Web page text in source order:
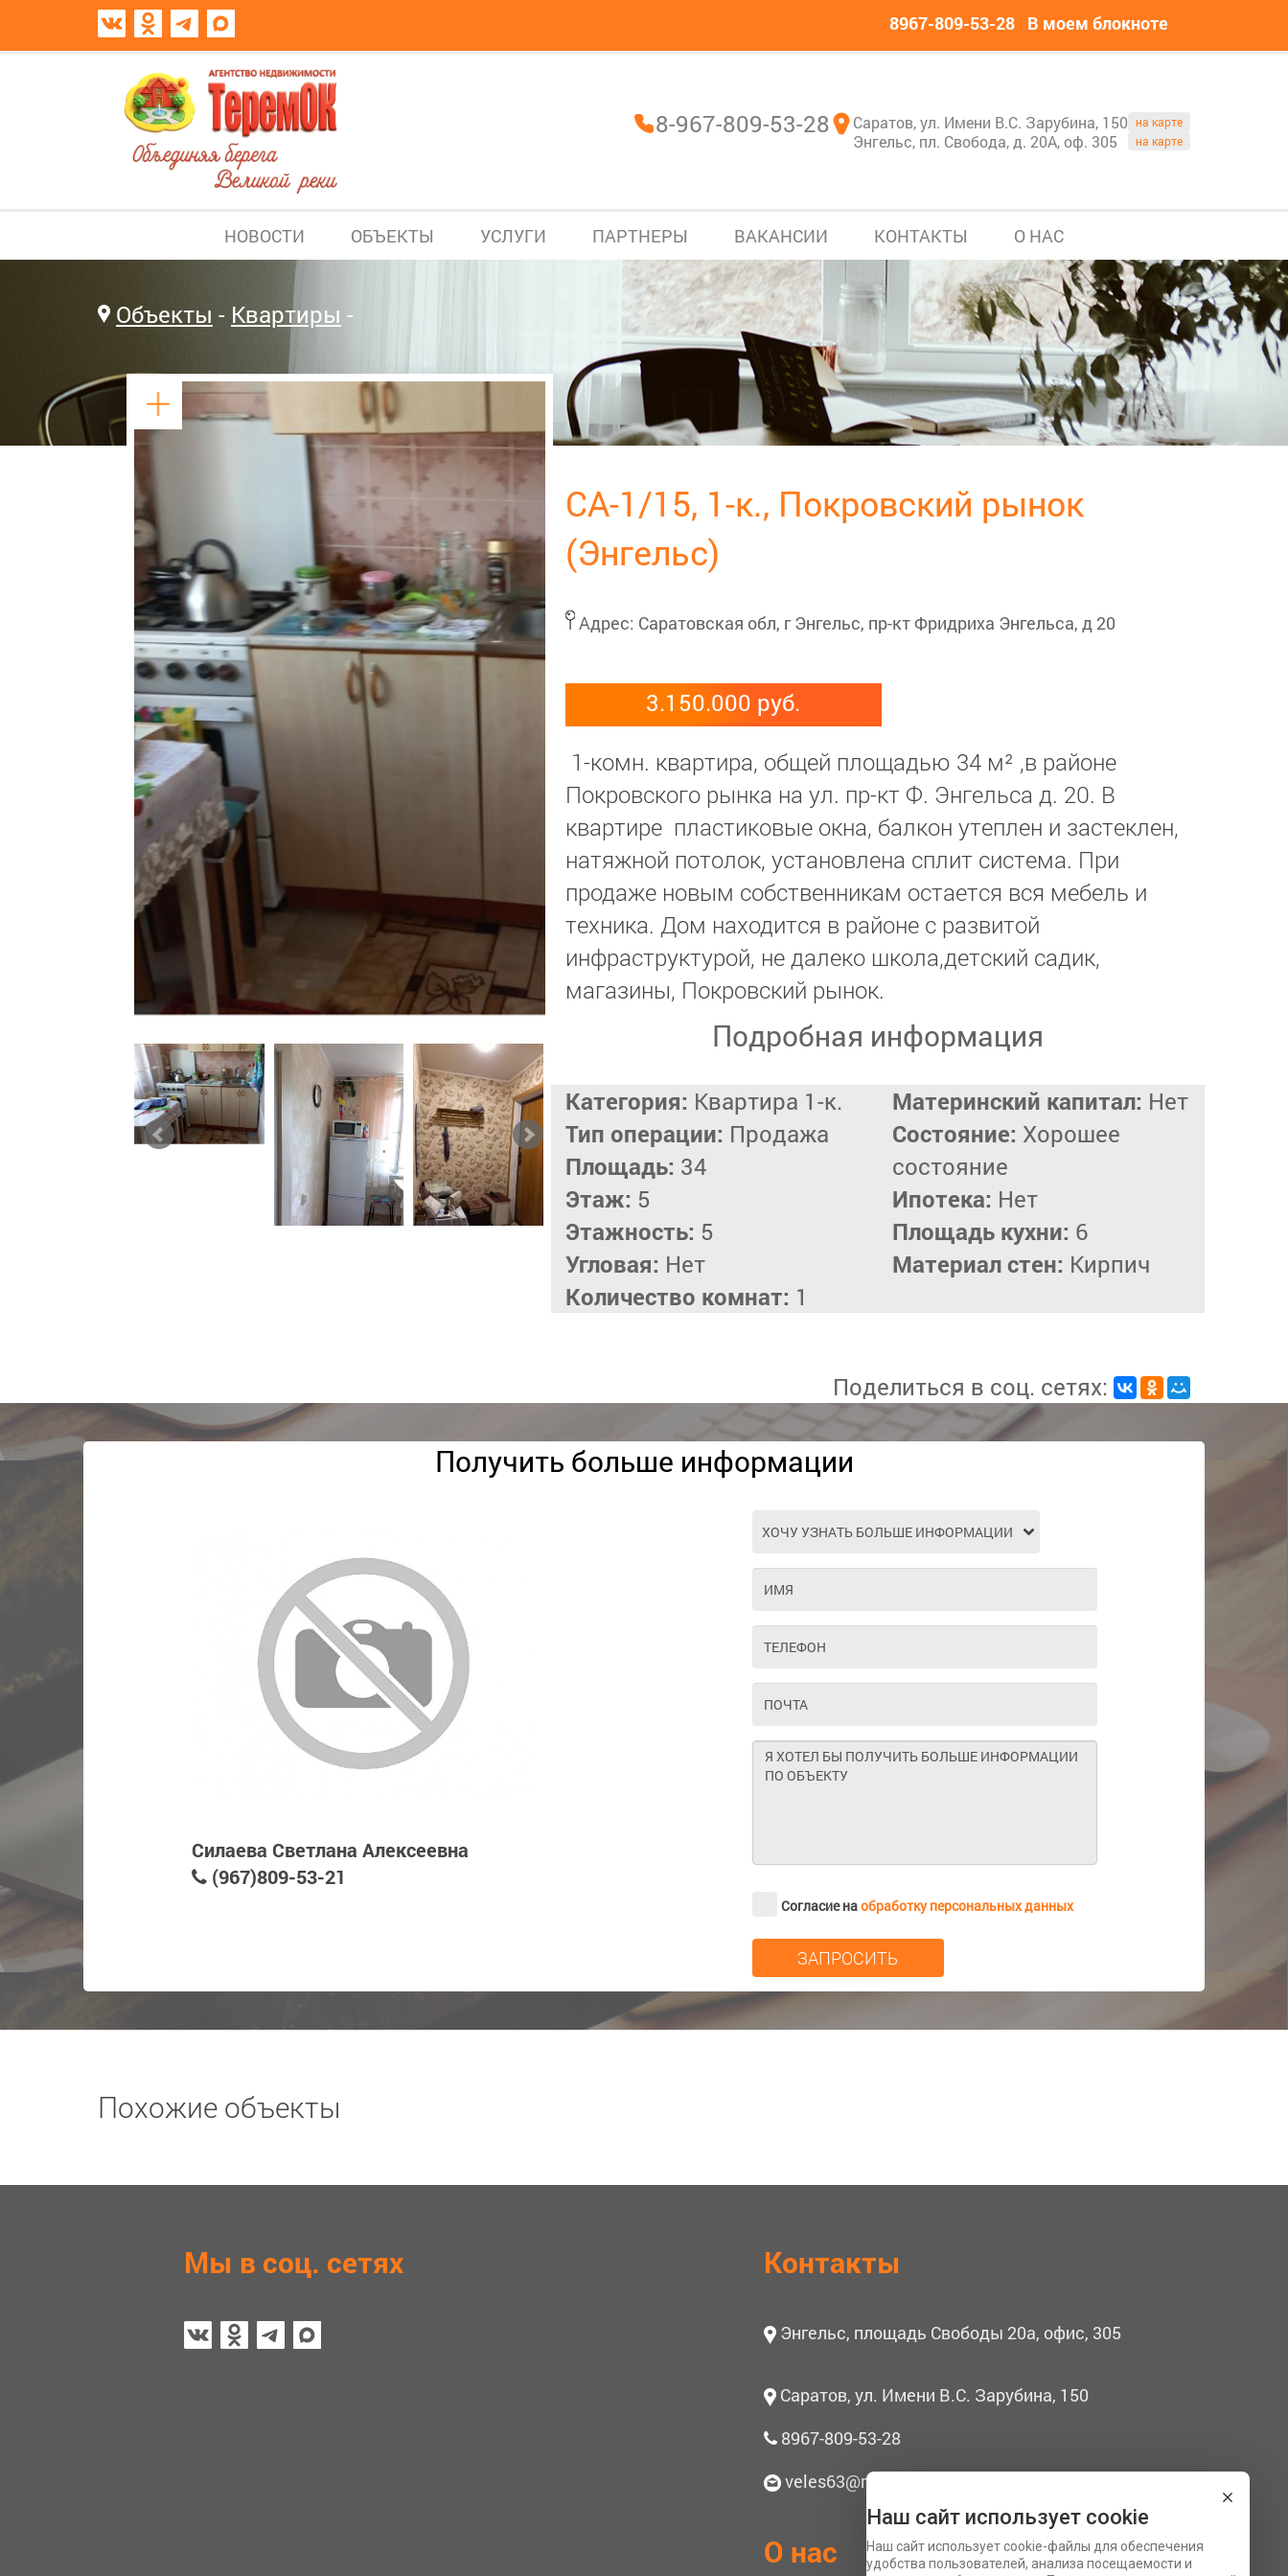
8967-809-53-28 В моем блокноте
8-967-809-53-28 Саратов, ул. Имени В.С. Зарубина, 150 на карте
Энгельс, пл. Свобода, д. 20А, оф. 305 на карте
НОВОСТИ ОБЪЕКТЫ УСЛУГИ ПАРТНЕРЫ ВАКАНСИИ КОНТАКТЫ О НАС
Объекты Квартиры
СА-1/15, 1-к., Покровский рынок
(Энгельс)
Адрес: Саратовская обл, г Энгельс, пр-кт Фридриха Энгельса, д 20
3.150.000 руб.
1-комн. квартира, общей площадью 34 м² ,в районе
Покровского рынка на ул. пр-кт Ф. Энгельса д. 20. В
квартире пластиковые окна, балкон утеплен и застеклен,
натяжной потолок, установлена сплит система. При
продаже новым собственникам остается вся мебель и
техника. Дом находится в районе с развитой
инфраструктурой, не далеко школа,детский садик,
магазины, Покровский рынок.
Подробная информация
Категория: Квартира 1-к.
Тип операции: Продажа
Площадь: 34
Этаж: 5
Этажность: 5
Угловая: Нет
Количество комнат: 1
Материнский капитал: Нет
Состояние: Хорошее
состояние
Ипотека: Нет
Площадь кухни: 6
Материал стен: Кирпич
Поделиться в соц. сетях:
Получить больше информации
Силаева Светлана Алексеевна
(967)809-53-21
Согласие наобработку персональных данных
Похожие объекты
Мы в соц. сетях Контакты
Энгельс, площадь Свободы 20а, офис, 305
Саратов, ул. Имени В.С. Зарубина, 150
8967-809-53-28
veles63@mail.ru
О нас
Наш сайт использует cookie
Наш сайт использует cookie-файлы для обеспечения
удобства пользователей, анализа посещаемости и